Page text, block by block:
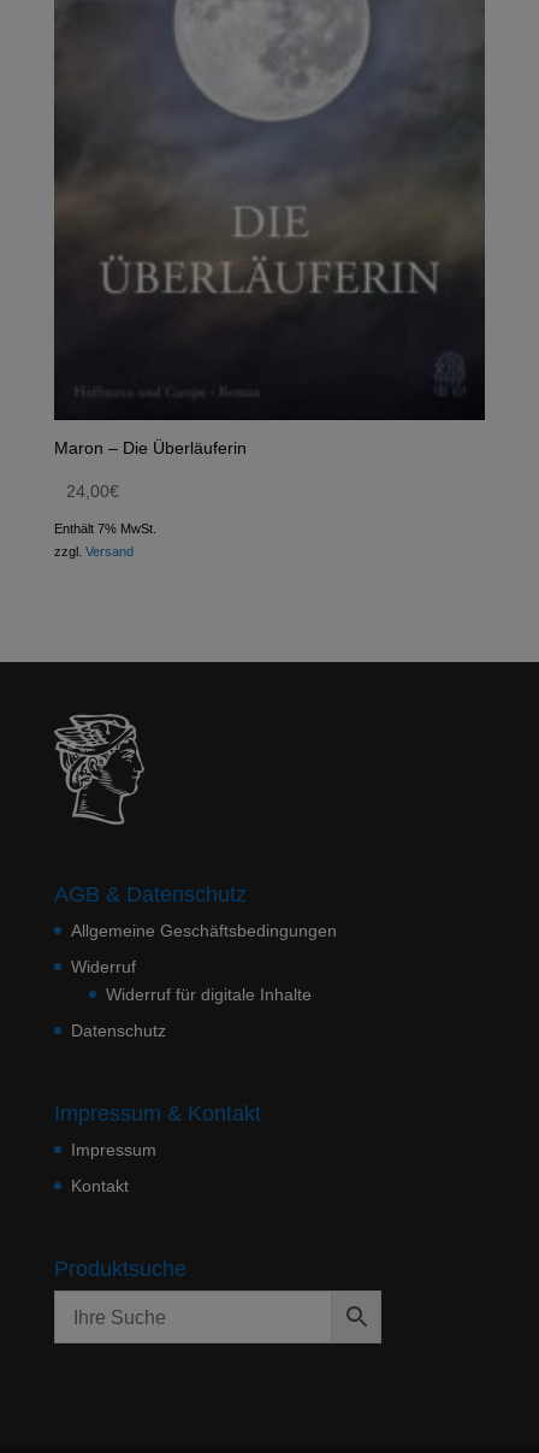
Maron – Die Überläuferin
24,00€
Enthält 7% MwSt.
zzgl. Versand
AGB & Datenschutz
Allgemeine Geschäftsbedingungen
Widerruf
Widerruf für digitale Inhalte
Datenschutz
Impressum & Kontakt
Impressum
Kontakt
Produktsuche